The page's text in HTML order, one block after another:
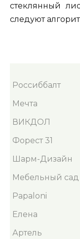
стеклянный
следуют
Россиббалт
Мечта
ВИКДОЛ
Форест 31
Шарм-Дизайн
Мебельный сад
Papaloni
Елена
Артель